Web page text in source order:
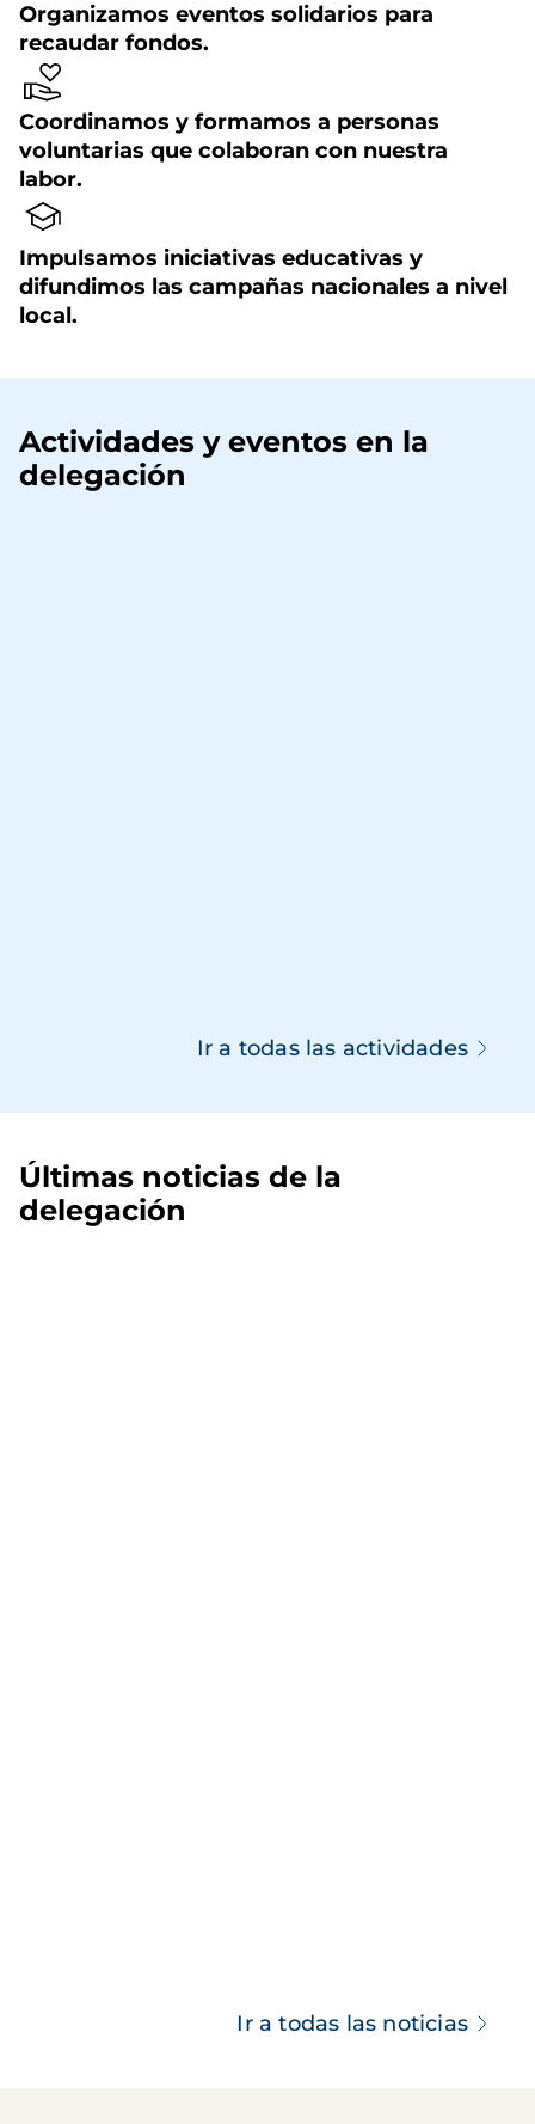
Organizamos eventos solidarios para
recaudar fondos.
Coordinamos y formamos a personas
voluntarias que colaboran con nuestra
labor.
Impulsamos iniciativas educativas y
difundimos las campañas nacionales a nivel
local.
Actividades y eventos en la
delegación
Ir a todas las actividades
Últimas noticias de la
delegación
Ir a todas las noticias